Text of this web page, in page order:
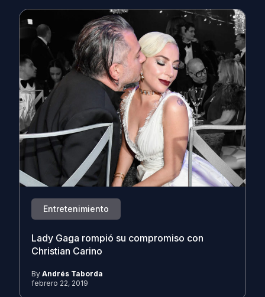
Entretenimiento
Lady Gaga rompió su compromiso con
Christian Carino
By Andrés Taborda
febrero 22, 2019